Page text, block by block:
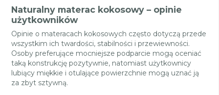
Naturalny materac kokosowy – opinie
użytkowników
Opinie o materacach kokosowych często dotyczą przede
wszystkim ich twardości, stabilności i przewiewności.
Osoby preferujące mocniejsze podparcie mogą oceniać
taką konstrukcję pozytywnie, natomiast użytkownicy
lubiący miękkie i otulające powierzchnie mogą uznać ją
za zbyt sztywną.